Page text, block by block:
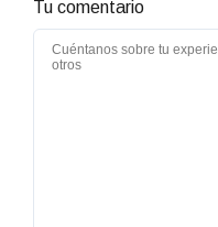
Tu comentario